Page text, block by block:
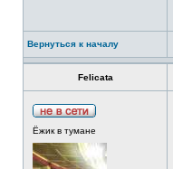
Вернуться к началу
Felicata
Ёжик в тумане